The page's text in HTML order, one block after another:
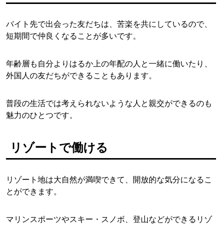
バイト先で出会った友だちは、苦楽を共にしているので、
短期間で仲良くなることが多いです。
年齢層も自分よりはるか上の年配の人と一緒に働いたり、
外国人の友だちができることもあります。
普段の生活では考えられないような人と親交ができるのも
魅力のひとつです。
リゾートで働ける
リゾート地は大自然が満喫できて、開放的な気分になるこ
とができます。
マリンスポーツやスキー・スノボ、登山などができるリゾ